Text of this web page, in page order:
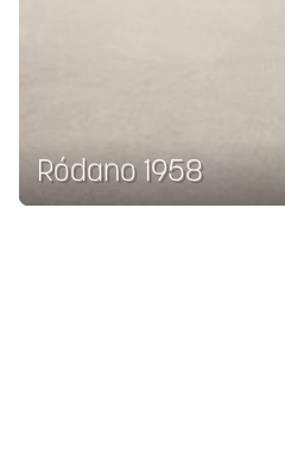
Ródano 1958